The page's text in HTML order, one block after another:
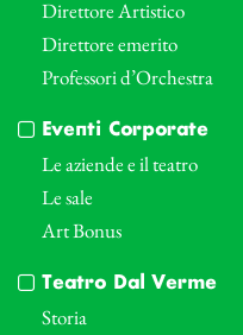
Direttore Artistico
Direttore emerito
Professori d’Orchestra
Eventi Corporate
Le aziende e il teatro
Le sale
Art Bonus
Teatro Dal Verme
Storia